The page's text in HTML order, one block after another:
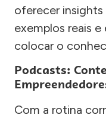
oferecer insights
exemplos reais
colocar o
Podcasts:
Com a rotina